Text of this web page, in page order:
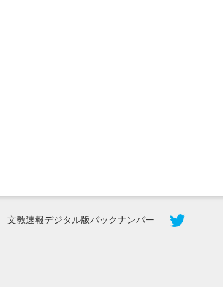
文教速報デジタル版バックナンバー